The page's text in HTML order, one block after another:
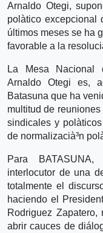
Arnaldo Otegi,
polà­tico excepcional
últimos meses se ha
favorable a la
La Mesa Nacional
Arnaldo Otegi es,
Batasuna que ha
multitud de
sindicales y
de normalizacià³n
Para
interlocutor de una
totalmente el
haciendo el
Rodriguez
abrir cauces de